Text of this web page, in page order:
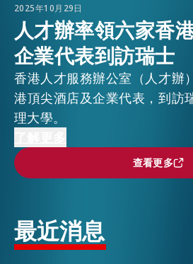
居港須知
人才支援
就業資訊
在港營商
活動情報
2025年10月29日
人才辦率領六家香
企業代表到訪瑞士
香港人才服務辦公室（人才辦
港頂尖酒店及企業代表，到訪
理大學。
進行面試，並介紹香港世界級
業機遇。於專題講座中，人才
香港工作文化及行業前景，讓
詳情及在港的職涯規劃。
查看更多
查看更多
最近消息